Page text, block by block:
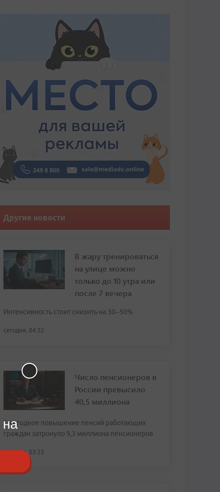
Другие новости
В жару тренироваться
на улице можно
только до 10 утра или
после 7 вечера
Интенсивность стоит снизить на 30–50%
сегодня, 04:32
Число пенсионеров в
России превысило
40,5 миллиона
Ежегодное повышение пенсий работающих
граждан затронуло 9,3 миллиона пенсионеров
сегодня, 03:23